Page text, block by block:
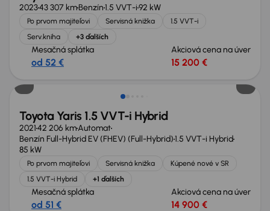
202343 307 kmBenzín1.5 VVT-i92 kW
Po prvom majiteľovi Servisná knižka
1.5 VVT-i
Serv.kniha
+3 ďalších
Mesačná splátka
od 52 €
Akciová cena na úver
15 200 €
Možnosť odpočtu DPH
Toyota Yaris 1.5 VVT-i Hybrid
202142 206 kmAutomat
Benzín Full-Hybrid EV (FHEV) (Full-Hybrid)1.5 VVT-i Hybrid
85 kW
Po prvom majiteľovi Servisná knižka
Kúpené nové v SR
1.5 VVT-i Hybrid
+1 ďalších
Mesačná splátka
od 51 €
Akciová cena na úver
14 900 €